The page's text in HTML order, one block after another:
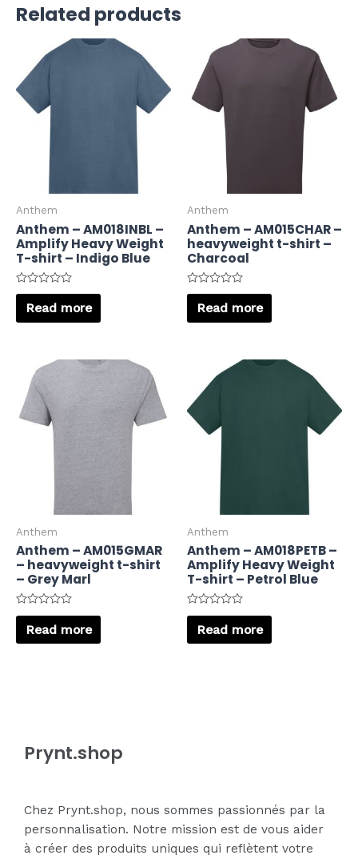
Related products
Anthem
Anthem – AM018INBL –
Amplify Heavy Weight
T-shirt – Indigo Blue
Rated
out
of
Read more
Anthem
Anthem – AM015CHAR –
heavyweight t-shirt –
Charcoal
Rated
out
of
Read more
Anthem
Anthem – AM015GMAR
– heavyweight t-shirt
– Grey Marl
Rated
out
of
Read more
Anthem
Anthem – AM018PETB –
Amplify Heavy Weight
T-shirt – Petrol Blue
Rated
out
of
Read more
Prynt.shop
Chez Prynt.shop, nous sommes passionnés par la
personnalisation. Notre mission est de vous aider
à créer des produits uniques qui reflètent votre